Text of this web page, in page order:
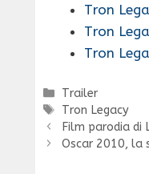
Tron
Tron
Tron
Categorie
Trailer
Tag
Tron Legacy
Film parodia di
Oscar 2010, la